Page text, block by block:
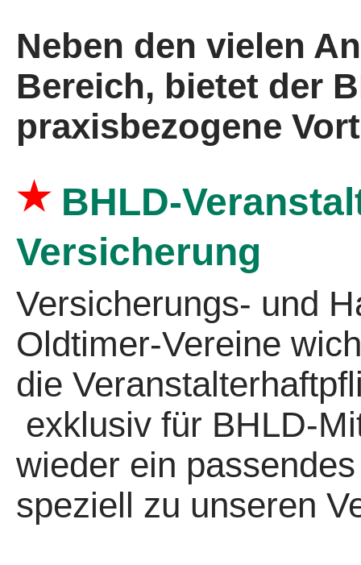
Neben den vielen
Bereich, bietet der
praxisbezogene
★BHLD-
Versicherung
Versicherungs- und
Oldtimer-Vereine
die
exklusiv für BHLD-
wieder ein
speziell zu unseren